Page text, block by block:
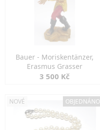
Bauer - Moriskentänzer,
Erasmus Grasser
3 500 Kč
NOVÉ OBJEDNÁNO